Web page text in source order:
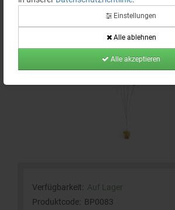
Einstellungen
Alle ablehnen
Alle akzeptieren
Verfügbarkeit: Auf Lager
Produktcode: BP0083